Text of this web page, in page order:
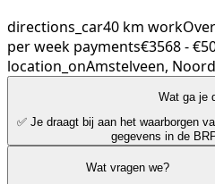
directions_car40 km work
per week payments€3568 -
location_onAmstelveen,
Wat ga je
✅ Je draagt bij aan het waarborgen
gegevens in de
Wat vragen we?